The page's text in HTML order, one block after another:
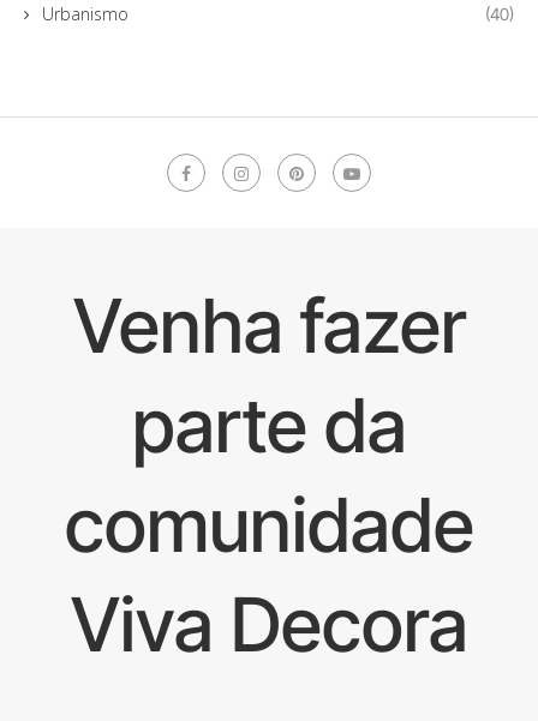
Urbanismo (40)
Venha fazer
parte da
comunidade
Viva Decora